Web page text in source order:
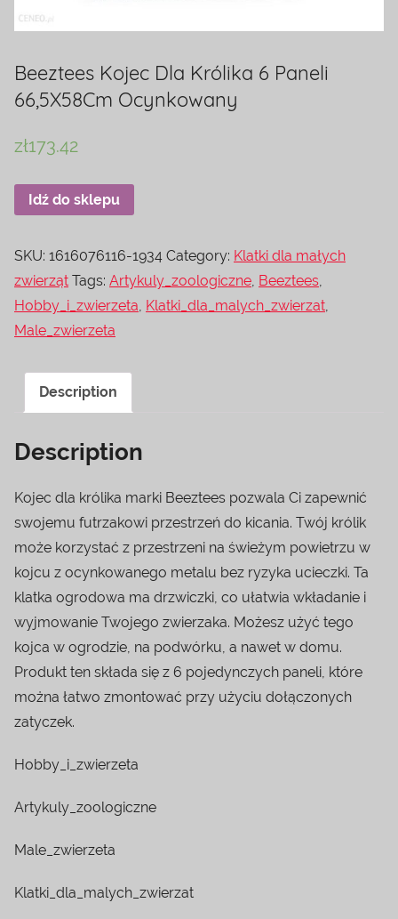
Beeztees Kojec Dla Królika 6 Paneli
66,5X58Cm Ocynkowany
zł173.42
Idź do sklepu
SKU: 1616076116-1934 Category: Klatki dla małych
zwierząt Tags: Artykuly_zoologiczne, Beeztees,
Hobby_i_zwierzeta, Klatki_dla_malych_zwierzat,
Male_zwierzeta
Description
Description
Kojec dla królika marki Beeztees pozwala Ci zapewnić
swojemu futrzakowi przestrzeń do kicania. Twój królik
może korzystać z przestrzeni na świeżym powietrzu w
kojcu z ocynkowanego metalu bez ryzyka ucieczki. Ta
klatka ogrodowa ma drzwiczki, co ułatwia wkładanie i
wyjmowanie Twojego zwierzaka. Możesz użyć tego
kojca w ogrodzie, na podwórku, a nawet w domu.
Produkt ten składa się z 6 pojedynczych paneli, które
można łatwo zmontować przy użyciu dołączonych
zatyczek.
Hobby_i_zwierzeta
Artykuly_zoologiczne
Male_zwierzeta
Klatki_dla_malych_zwierzat